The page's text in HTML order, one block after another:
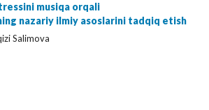
musiqa orqali
nazariy ilmiy asoslarini tadqiq etish
Salimova